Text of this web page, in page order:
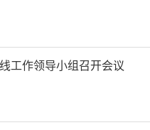
工作领导小组召开会议